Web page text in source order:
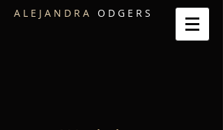
A L E J A N D R A O D G E R S